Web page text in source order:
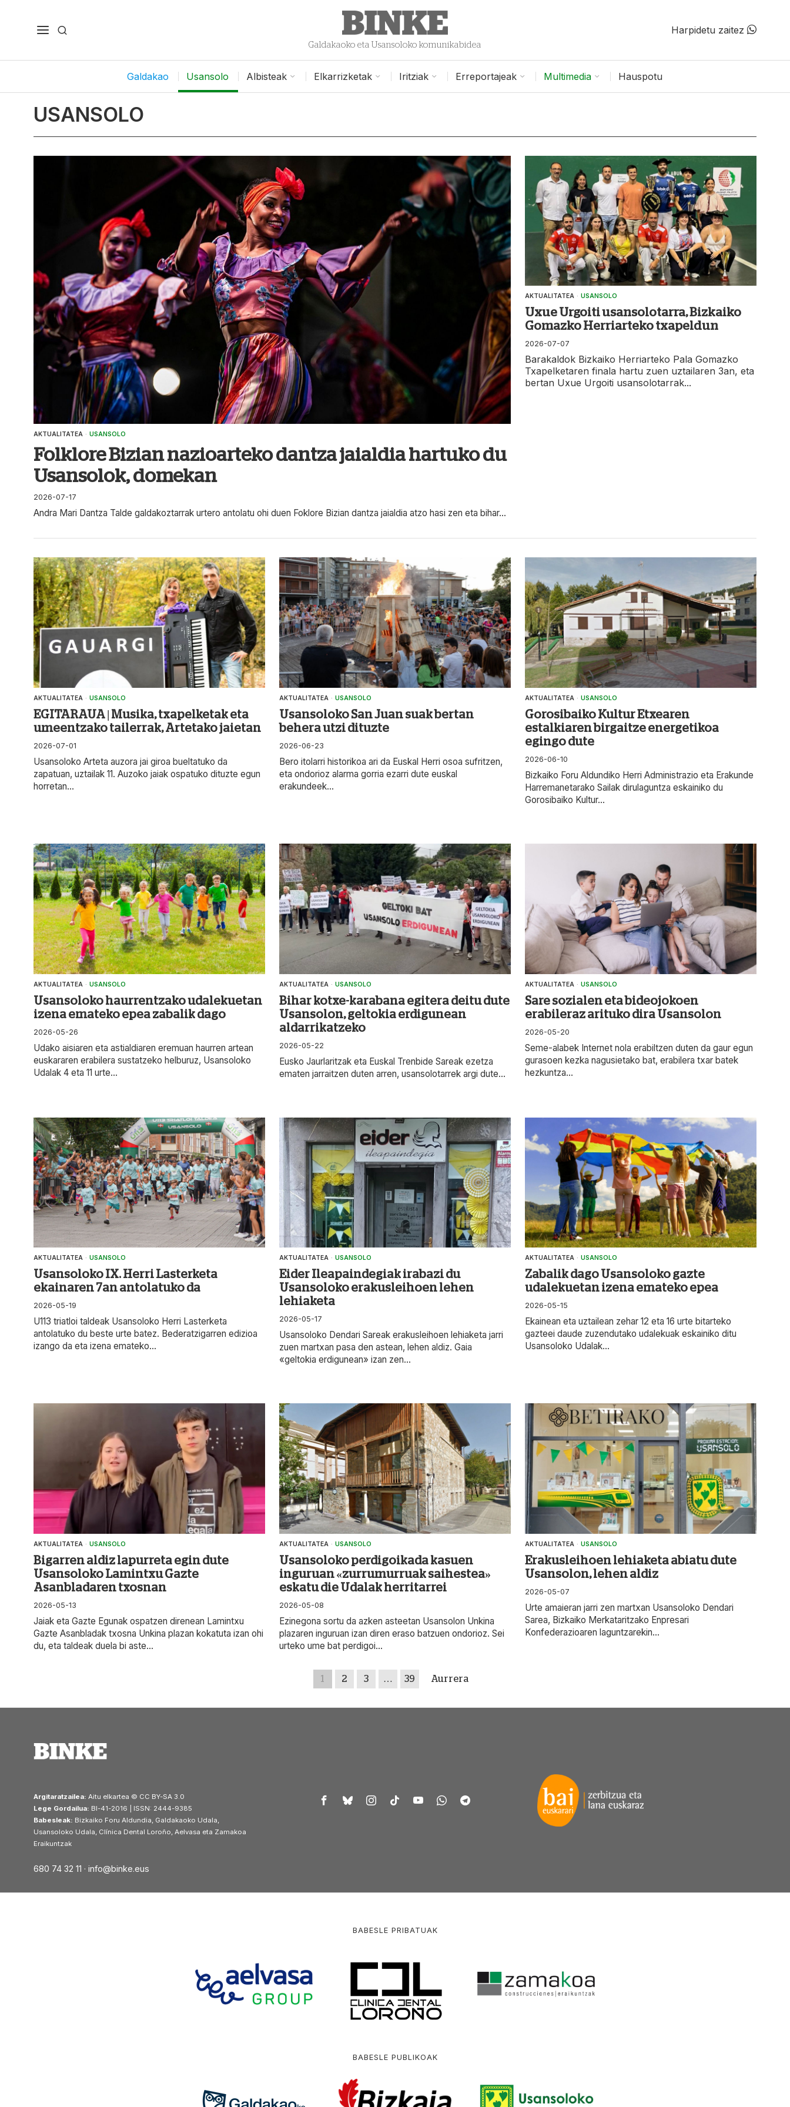
Galdakaoko eta Usansoloko komunikabidea
Harpidetu zaitez
Galdakao Usansolo Albisteak Elkarrizketak Iritziak Erreportajeak Multimedia Hauspotu
USANSOLO
AKTUALITATEA · USANSOLO
Folklore Bizian nazioarteko dantza jaialdia hartuko du
Usansolok, domekan
2026-07-17
Andra Mari Dantza Talde galdakoztarrak urtero antolatu ohi duen Foklore Bizian dantza jaialdia atzo hasi zen eta bihar...
AKTUALITATEA · USANSOLO
Uxue Urgoiti usansolotarra, Bizkaiko
Gomazko Herriarteko txapeldun
2026-07-07
Barakaldok Bizkaiko Herriarteko Pala Gomazko
Txapelketaren finala hartu zuen uztailaren 3an, eta
bertan Uxue Urgoiti usansolotarrak...
AKTUALITATEA · USANSOLO
EGITARAUA | Musika, txapelketak eta
umeentzako tailerrak, Artetako jaietan
2026-07-01
Usansoloko Arteta auzora jai giroa bueltatuko da
zapatuan, uztailak 11. Auzoko jaiak ospatuko dituzte egun
horretan...
AKTUALITATEA · USANSOLO
Usansoloko San Juan suak bertan
behera utzi dituzte
2026-06-23
Bero itolarri historikoa ari da Euskal Herri osoa sufritzen,
eta ondorioz alarma gorria ezarri dute euskal
erakundeek...
AKTUALITATEA · USANSOLO
Gorosibaiko Kultur Etxearen
estalkiaren birgaitze energetikoa
egingo dute
2026-06-10
Bizkaiko Foru Aldundiko Herri Administrazio eta Erakunde
Harremanetarako Sailak dirulaguntza eskainiko du
Gorosibaiko Kultur...
AKTUALITATEA · USANSOLO
Usansoloko haurrentzako udalekuetan
izena emateko epea zabalik dago
2026-05-26
Udako aisiaren eta astialdiaren eremuan haurren artean
euskararen erabilera sustatzeko helburuz, Usansoloko
Udalak 4 eta 11 urte...
AKTUALITATEA · USANSOLO
Bihar kotxe-karabana egitera deitu dute
Usansolon, geltokia erdigunean
aldarrikatzeko
2026-05-22
Eusko Jaurlaritzak eta Euskal Trenbide Sareak ezetza
ematen jarraitzen duten arren, usansolotarrek argi dute...
AKTUALITATEA · USANSOLO
Sare sozialen eta bideojokoen
erabileraz arituko dira Usansolon
2026-05-20
Seme-alabek Internet nola erabiltzen duten da gaur egun
gurasoen kezka nagusietako bat, erabilera txar batek
hezkuntza...
AKTUALITATEA · USANSOLO
Usansoloko IX. Herri Lasterketa
ekainaren 7an antolatuko da
2026-05-19
U113 triatloi taldeak Usansoloko Herri Lasterketa
antolatuko du beste urte batez. Bederatzigarren edizioa
izango da eta izena emateko...
AKTUALITATEA · USANSOLO
Eider Ileapaindegiak irabazi du
Usansoloko erakusleihoen lehen
lehiaketa
2026-05-17
Usansoloko Dendari Sareak erakusleihoen lehiaketa jarri
zuen martxan pasa den astean, lehen aldiz. Gaia
«geltokia erdigunean» izan zen...
AKTUALITATEA · USANSOLO
Zabalik dago Usansoloko gazte
udalekuetan izena emateko epea
2026-05-15
Ekainean eta uztailean zehar 12 eta 16 urte bitarteko
gazteei daude zuzendutako udalekuak eskainiko ditu
Usansoloko Udalak...
AKTUALITATEA · USANSOLO
Bigarren aldiz lapurreta egin dute
Usansoloko Lamintxu Gazte
Asanbladaren txosnan
2026-05-13
Jaiak eta Gazte Egunak ospatzen direnean Lamintxu
Gazte Asanbladak txosna Unkina plazan kokatuta izan ohi
du, eta taldeak duela bi aste...
AKTUALITATEA · USANSOLO
Usansoloko perdigoikada kasuen
inguruan «zurrumurruak saihestea»
eskatu die Udalak herritarrei
2026-05-08
Ezinegona sortu da azken asteetan Usansolon Unkina
plazaren inguruan izan diren eraso batzuen ondorioz. Sei
urteko ume bat perdigoi...
AKTUALITATEA · USANSOLO
Erakusleihoen lehiaketa abiatu dute
Usansolon, lehen aldiz
2026-05-07
Urte amaieran jarri zen martxan Usansoloko Dendari
Sarea, Bizkaiko Merkataritzako Enpresari
Konfederazioaren laguntzarekin...
1 2 3 … 39 Aurrera
Argitaratzailea: Aitu elkartea © CC BY-SA 3.0
Lege Gordailua: BI-41-2016 | ISSN: 2444-9385
Babesleak: Bizkaiko Foru Aldundia, Galdakaoko Udala,
Usansoloko Udala, Clínica Dental Loroño, Aelvasa eta Zamakoa
Eraikuntzak
680 74 32 11 · info@binke.eus
BABESLE PRIBATUAK
BABESLE PUBLIKOAK